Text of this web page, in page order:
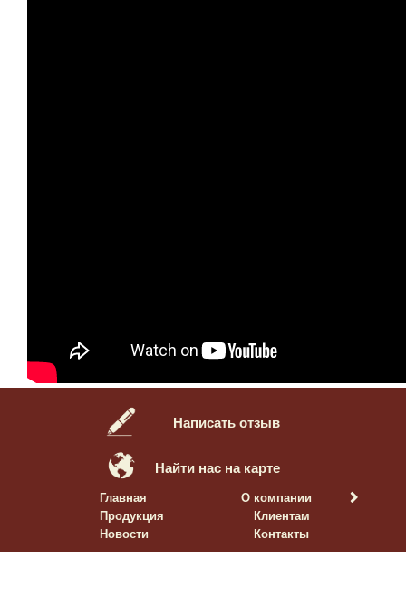
Написать отзыв
Найти нас на карте
Главная
О компании
Продукция
Клиентам
Новости
Контакты